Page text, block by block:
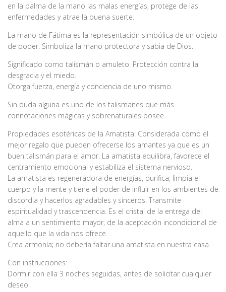
en la palma de la mano las malas energías, protege de las
enfermedades y atrae la buena suerte.
La mano de Fátima es la representación simbólica de un objeto
de poder. Simboliza la mano protectora y sabia de Dios.
Significado como talismán o amuleto: Protección contra la
desgracia y el miedo.
Otorga fuerza, energía y conciencia de uno mismo.
Sin duda alguna es uno de los talismanes que más
connotaciones mágicas y sobrenaturales posee.
Propiedades esotéricas de la Amatista: Considerada como el
mejor regalo que pueden ofrecerse los amantes ya que es un
buen talismán para el amor. La amatista equilibra, favorece el
centramiento emocional y estabiliza el sistema nervioso.
La amatista es regeneradora de energías, purifica, limpia el
cuerpo y la mente y tiene el poder de influir en los ambientes de
discordia y hacerlos agradables y sinceros. Transmite
espiritualidad y trascendencia. Es el cristal de la entrega del
alma a un sentimiento mayor, de la aceptación incondicional de
aquello que la vida nos ofrece.
Crea armonía; no debería faltar una amatista en nuestra casa.
Con instrucciones:
Dormir con ella 3 noches seguidas, antes de solicitar cualquier
deseo.